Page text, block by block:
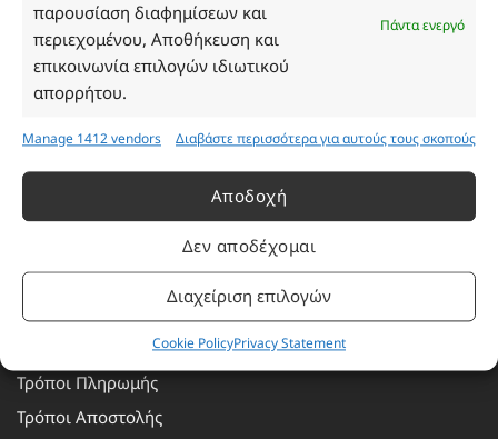
παρουσίαση διαφημίσεων και
περιεχομένου, Αποθήκευση και
επικοινωνία επιλογών ιδιωτικού
απορρήτου.
Πάντα ενεργό
Manage 1412 vendors Διαβάστε περισσότερα για αυτούς τους σκοπούς
Αποδοχή
Δεν αποδέχομαι
Διαχείριση επιλογών
Cookie PolicyPrivacy Statement
Δευτέρα: 08:30–16:30
Τρίτη: 08:30–16:30
Τετάρτη: 08:30–16:30
Πέμπτη: 08:30–16:30
Σάββατο - Κυριακή: Κλειστά
Πληροφορίες
Εταιρεία
Πρόγραμμα Ανταμοιβής
Τρόποι Πληρωμής
Τρόποι Αποστολής